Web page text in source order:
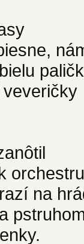
orchestru
na